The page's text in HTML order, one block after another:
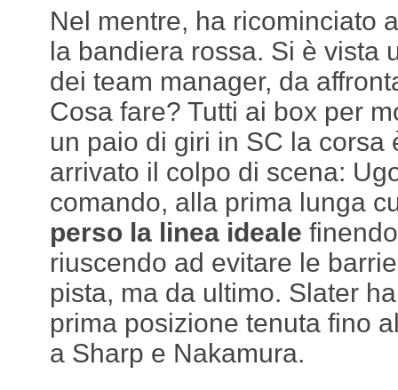
Nel mentre, ha ricominciato
la bandiera rossa. Si è vista
dei team manager, da
Cosa fare? Tutti ai box per
un paio di giri in SC la corsa
arrivato il colpo di scena:
comando, alla prima lunga
perso la linea ideale
riuscendo ad evitare le
pista, ma da ultimo. Slater
prima posizione tenuta fino
a Sharp e Nakamura.